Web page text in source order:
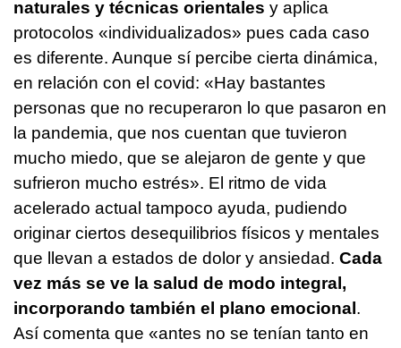
naturales y técnicas orientales y aplica
protocolos «individualizados» pues cada caso
es diferente. Aunque sí percibe cierta dinámica,
en relación con el covid: «Hay bastantes
personas que no recuperaron lo que pasaron en
la pandemia, que nos cuentan que tuvieron
mucho miedo, que se alejaron de gente y que
sufrieron mucho estrés». El ritmo de vida
acelerado actual tampoco ayuda, pudiendo
originar ciertos desequilibrios físicos y mentales
que llevan a estados de dolor y ansiedad. Cada
vez más se ve la salud de modo integral,
incorporando también el plano emocional .
Así comenta que «antes no se tenían tanto en